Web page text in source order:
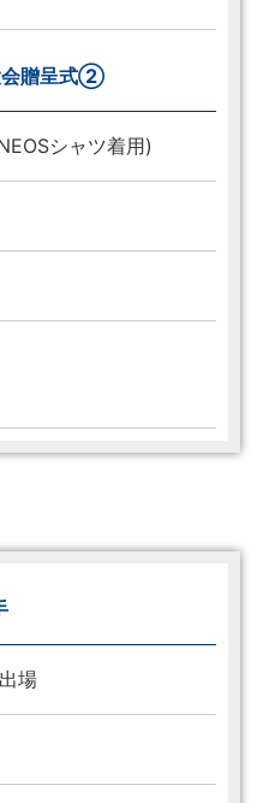
会贈呈式②
シャツ着用)
場